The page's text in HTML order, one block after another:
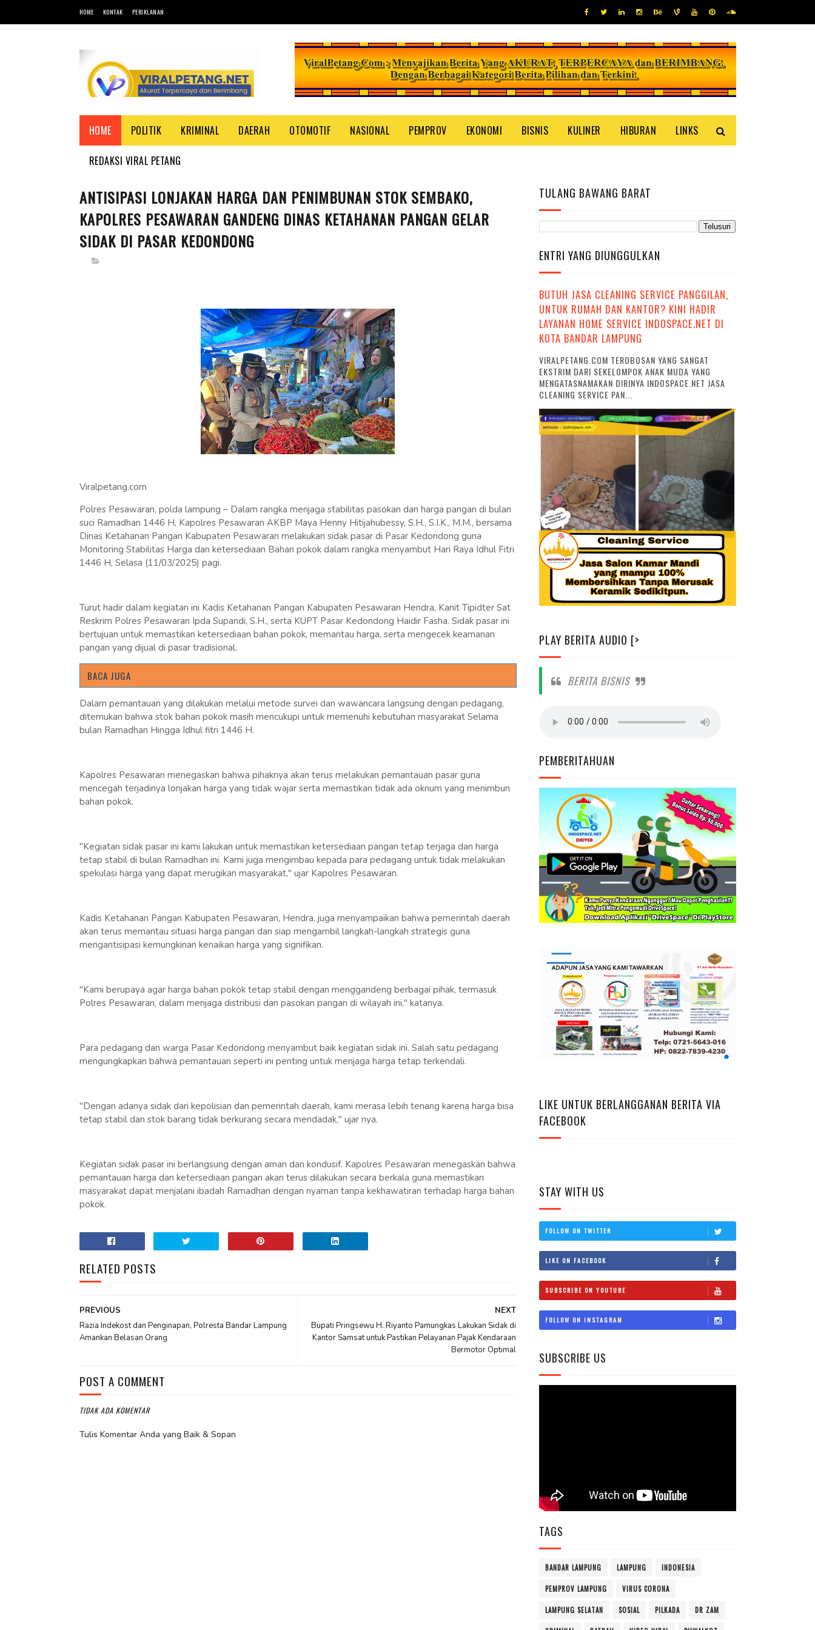
HOME KONTAK PERIKLANAN
HOME POLITIK KRIMINAL DAERAH OTOMOTIF NASIONAL PEMPROV EKONOMI BISNIS KULINER HIBURAN LINKS
REDAKSI VIRAL PETANG
ANTISIPASI LONJAKAN HARGA DAN PENIMBUNAN STOK SEMBAKO,
KAPOLRES PESAWARAN GANDENG DINAS KETAHANAN PANGAN GELAR
SIDAK DI PASAR KEDONDONG
Viralpetang.com
Polres Pesawaran, polda lampung – Dalam rangka menjaga stabilitas pasokan dan harga pangan di bulan
suci Ramadhan 1446 H, Kapolres Pesawaran AKBP Maya Henny Hitijahubessy, S.H., S.I.K., M.M., bersama
Dinas Ketahanan Pangan Kabupaten Pesawaran melakukan sidak pasar di Pasar Kedondong guna
Monitoring Stabilitas Harga dan ketersediaan Bahan pokok dalam rangka menyambut Hari Raya Idhul Fitri
1446 H, Selasa (11/03/2025) pagi.
Turut hadir dalam kegiatan ini Kadis Ketahanan Pangan Kabupaten Pesawaran Hendra, Kanit Tipidter Sat
Reskrim Polres Pesawaran Ipda Supandi, S.H., serta KUPT Pasar Kedondong Haidir Fasha. Sidak pasar ini
bertujuan untuk memastikan ketersediaan bahan pokok, memantau harga, serta mengecek keamanan
pangan yang dijual di pasar tradisional.
BACA JUGA
Dalam pemantauan yang dilakukan melalui metode survei dan wawancara langsung dengan pedagang,
ditemukan bahwa stok bahan pokok masih mencukupi untuk memenuhi kebutuhan masyarakat Selama
bulan Ramadhan Hingga Idhul fitri 1446 H.
Kapolres Pesawaran menegaskan bahwa pihaknya akan terus melakukan pemantauan pasar guna
mencegah terjadinya lonjakan harga yang tidak wajar serta memastikan tidak ada oknum yang menimbun
bahan pokok.
"Kegiatan sidak pasar ini kami lakukan untuk memastikan ketersediaan pangan tetap terjaga dan harga
tetap stabil di bulan Ramadhan ini. Kami juga mengimbau kepada para pedagang untuk tidak melakukan
spekulasi harga yang dapat merugikan masyarakat," ujar Kapolres Pesawaran.
Kadis Ketahanan Pangan Kabupaten Pesawaran, Hendra, juga menyampaikan bahwa pemerintah daerah
akan terus memantau situasi harga pangan dan siap mengambil langkah-langkah strategis guna
mengantisipasi kemungkinan kenaikan harga yang signifikan.
"Kami berupaya agar harga bahan pokok tetap stabil dengan menggandeng berbagai pihak, termasuk
Polres Pesawaran, dalam menjaga distribusi dan pasokan pangan di wilayah ini," katanya.
Para pedagang dan warga Pasar Kedondong menyambut baik kegiatan sidak ini. Salah satu pedagang
mengungkapkan bahwa pemantauan seperti ini penting untuk menjaga harga tetap terkendali.
"Dengan adanya sidak dari kepolisian dan pemerintah daerah, kami merasa lebih tenang karena harga bisa
tetap stabil dan stok barang tidak berkurang secara mendadak," ujar nya.
Kegiatan sidak pasar ini berlangsung dengan aman dan kondusif. Kapolres Pesawaran menegaskan bahwa
pemantauan harga dan ketersediaan pangan akan terus dilakukan secara berkala guna memastikan
masyarakat dapat menjalani ibadah Ramadhan dengan nyaman tanpa kekhawatiran terhadap harga bahan
pokok.
RELATED POSTS
NEXT
Bupati Pringsewu H. Riyanto Pamungkas Lakukan Sidak di
Kantor Samsat untuk Pastikan Pelayanan Pajak Kendaraan
Bermotor Optimal
PREVIOUS
Razia Indekost dan Penginapan, Polresta Bandar Lampung
Amankan Belasan Orang
POST A COMMENT
TIDAK ADA KOMENTAR
Tulis Komentar Anda yang Baik & Sopan
TULANG BAWANG BARAT
ENTRI YANG DIUNGGULKAN
BUTUH JASA CLEANING SERVICE PANGGILAN,
UNTUK RUMAH DAN KANTOR? KINI HADIR
LAYANAN HOME SERVICE INDOSPACE.NET DI
KOTA BANDAR LAMPUNG
VIRALPETANG.COM TEROBOSAN YANG SANGAT
EKSTRIM DARI SEKELOMPOK ANAK MUDA YANG
MENGATASNAMAKAN DIRINYA INDOSPACE.NET JASA
CLEANING SERVICE PAN...
PLAY BERITA AUDIO [>
BERITA BISNIS
PEMBERITAHUAN
LIKE UNTUK BERLANGGANAN BERITA VIA
FACEBOOK
STAY WITH US
FOLLOW ON TWITTER
LIKE ON FACEBOOK
SUBSCRIBE ON YOUTUBE
FOLLOW ON INSTAGRAM
SUBSCRIBE US
TAGS
BANDAR LAMPUNG LAMPUNG INDONESIA
PEMPROV LAMPUNG VIRUS CORONA
LAMPUNG SELATAN SOSIAL PILKADA DR ZAM